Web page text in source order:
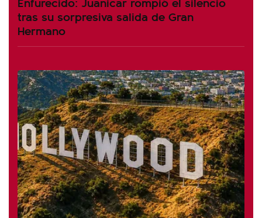
tras su sorpresiva salida de Gran
Hermano